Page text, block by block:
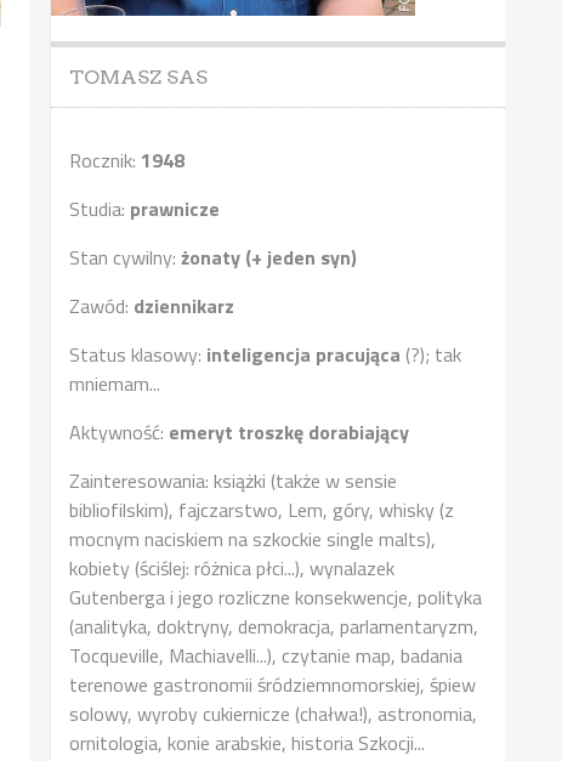
TOMASZ SAS
Rocznik: 1948
Studia: prawnicze
Stan cywilny: żonaty (+ jeden syn)
Zawód: dziennikarz
Status klasowy: inteligencja pracująca (?); tak
mniemam...
Aktywność: emeryt troszkę dorabiający
Zainteresowania: książki (także w sensie
bibliofilskim), fajczarstwo, Lem, góry, whisky (z
mocnym naciskiem na szkockie single malts),
kobiety (ściślej: różnica płci...), wynalazek
Gutenberga i jego rozliczne konsekwencje, polityka
(analityka, doktryny, demokracja, parlamentaryzm,
Tocqueville, Machiavelli...), czytanie map, badania
terenowe gastronomii śródziemnomorskiej, śpiew
solowy, wyroby cukiernicze (chałwa!), astronomia,
ornitologia, konie arabskie, historia Szkocji...